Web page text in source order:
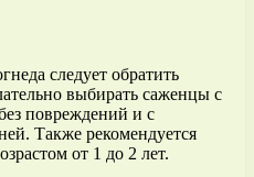
следует обратить
выбирать саженцы с
повреждений и с
Также рекомендуется
от 1 до 2 лет.